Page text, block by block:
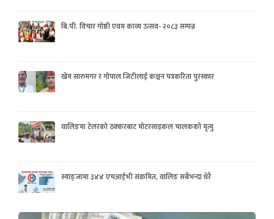
बि.पी. विचार गोष्ठी एवम काव्य उत्सव- २०८३ सम्पन्न
खेम सारुमगर र गोपाल जिटीलाई कञ्चन पत्रकरिता पुरस्कार
वालिङमा टेलरको ठक्करबाट मोटरसाइकल चालकको मृत्यु
स्याङ्जामा ३४४ एचआईभी संक्रमित, वालिङ सबैभन्दा धेरै